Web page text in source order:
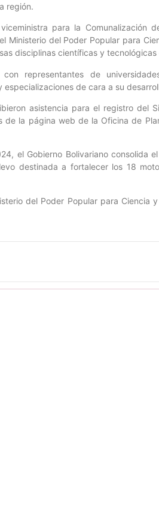
región.
para la Comunalización
Ministerio del Poder Popular para
disciplinas científicas y
representantes de
de cara a su
asistencia para el registro del
la página web de la Oficina de
el Gobierno Bolivariano consolida
destinada a fortalecer los 18
del Poder Popular para Ciencia